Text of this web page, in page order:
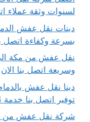
لسنوات وثقة عملاء
بسرعة وكفاءة اتصل
وسريعة اتصل بنا الان
دينا نقل عفش
توفير اتصل بنا خدمة 24 ساعه
شركة نقل عفش من